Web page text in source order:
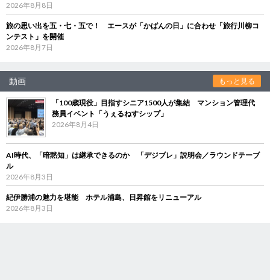
2026年8月8日
旅の思い出を五・七・五で！ エースが「かばんの日」に合わせ「旅行川柳コ
ンテスト」を開催
2026年8月7日
動画 もっと見る
「100歳現役」目指すシニア1500人が集結 マンション管理代
務員イベント「うぇるねすシップ」
2026年8月4日
AI時代、「暗黙知」は継承できるのか 「デジブレ」説明会／ラウンドテーブ
ル
2026年8月3日
紀伊勝浦の魅力を堪能 ホテル浦島、日昇館をリニューアル
2026年8月3日